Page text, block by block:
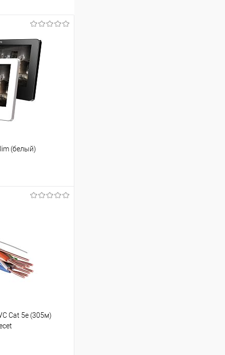
(белый)
наличии
Cat 5е (305м)